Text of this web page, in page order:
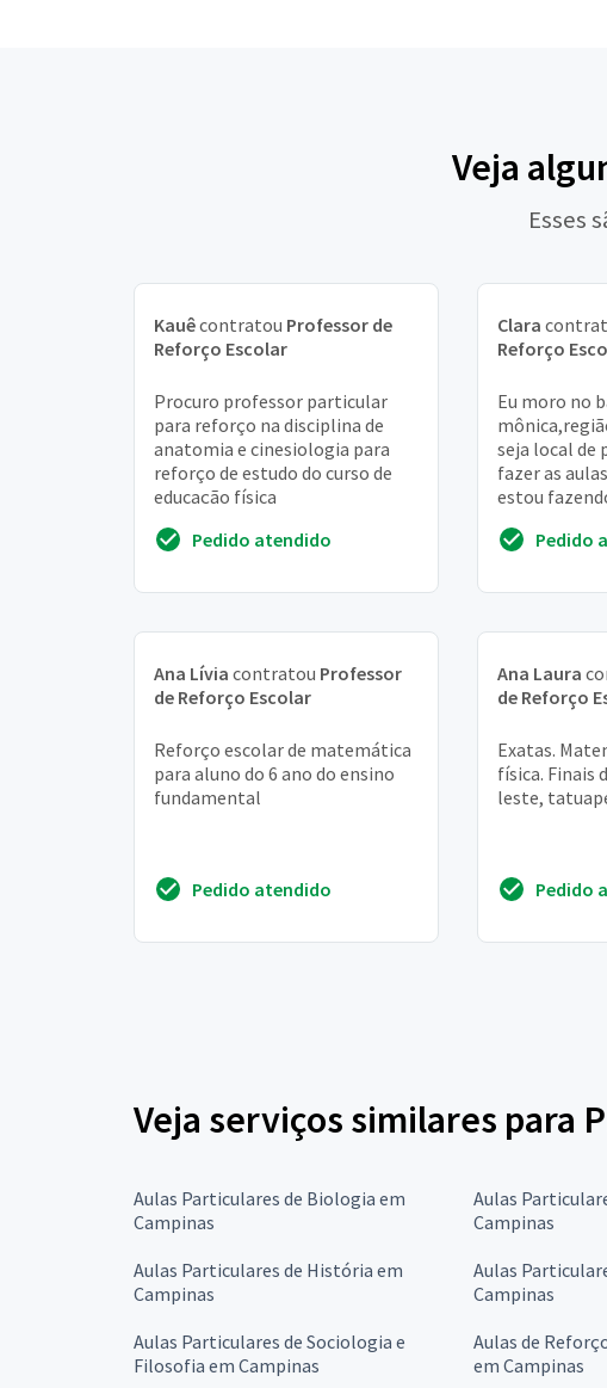
Veja
Esses
Kauêcontratou Professor de
Reforço Escolar
Procuro professor particular
para reforço na disciplina de
anatomia e cinesiologia para
reforço de estudo do curso de
educação física
Pedido atendido
Clara
Reforço
Eu moro no
seja local de
fazer as
estou
dificuldade
Pedido
Ana Lívia contratou Professor
de Reforço Escolar
Reforço escolar de matemática
para aluno do 6 ano do ensino
fundamental
Pedido atendido
Ana Laura
de Reforço
Exatas.
física. Finais
leste,
Pedido
Veja serviços similares para
Aulas Particulares de Biologia em
Campinas
Aulas
Campinas
Aulas Particulares de História em
Campinas
Aulas
Campinas
Aulas Particulares de Sociologia e
Filosofia em Campinas
Aulas de
em Campinas